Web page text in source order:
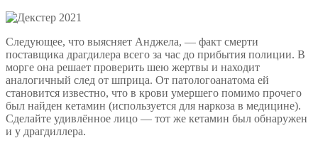
Следующее, что выясняет Анджела, — факт смерти
поставщика драгдилера всего за час до прибытия полиции. В
морге она решает проверить шею жертвы и находит
аналогичный след от шприца. От патологоанатома ей
становится известно, что в крови умершего помимо прочего
был найден кетамин (используется для наркоза в медицине).
Сделайте удивлённое лицо — тот же кетамин был обнаружен
и у драгдиллера.